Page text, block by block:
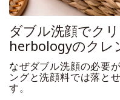
ダブル洗顔でク
herbologyのクレ
なぜダブル洗顔の必要
ングと洗顔料では落と
す。